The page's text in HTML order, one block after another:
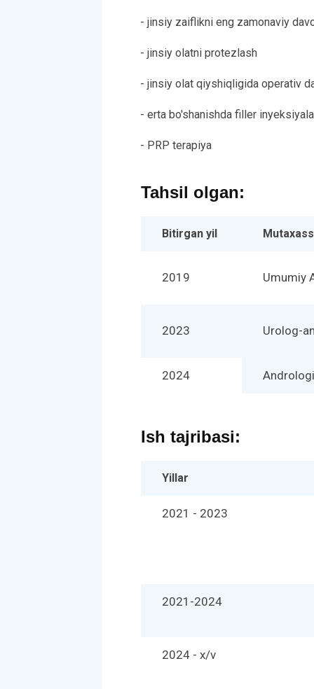
- jinsiy zaiflikni eng zamonaviy
- jinsiy olatni protezlash
- jinsiy olat qiyshiqligida operativ
- erta bo'shanishda filler
- PRP terapiya
Tahsil olgan:
Bitirgan yil
2019 Umumiy
2023 Urolog-
2024
Ish tajribasi:
Yillar
2021 - 2023
2021-2024
2024 - x/v